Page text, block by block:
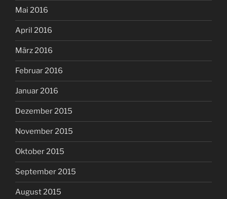
Mai 2016
April 2016
März 2016
Februar 2016
Januar 2016
Dezember 2015
November 2015
Oktober 2015
September 2015
August 2015